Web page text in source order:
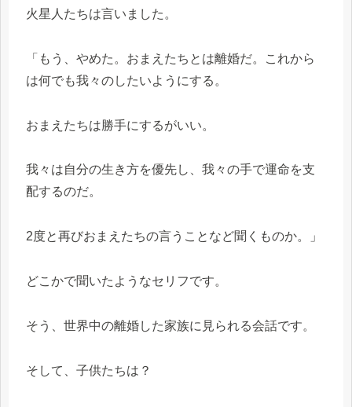
火星人たちは言いました。
「もう、やめた。おまえたちとは離婚だ。これから
は何でも我々のしたいようにする。
おまえたちは勝手にするがいい。
我々は自分の生き方を優先し、我々の手で運命を支
配するのだ。
2度と再びおまえたちの言うことなど聞くものか。」
どこかで聞いたようなセリフです。
そう、世界中の離婚した家族に見られる会話です。
そして、子供たちは？